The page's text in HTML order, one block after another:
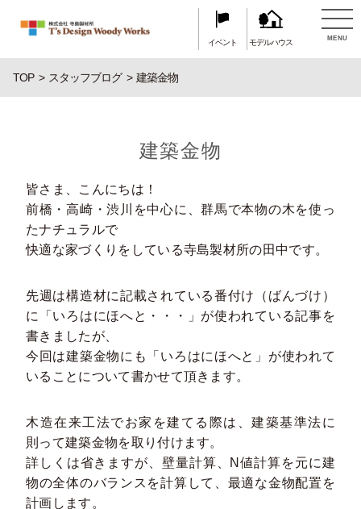
イベント モデルハウス MENU
TOP スタッフブログ 建築金物
建築金物
皆さま、こんにちは！
前橋・高崎・渋川を中心に、群馬で本物の木を使っ
たナチュラルで
快適な家づくりをしている寺島製材所の田中です。
先週は構造材に記載されている番付け（ばんづけ）
に「いろはにほへと・・・」が使われている記事を
書きましたが、
今回は建築金物にも「いろはにほへと」が使われて
いることについて書かせて頂きます。
木造在来工法でお家を建てる際は、建築基準法に
則って建築金物を取り付けます。
詳しくは省きますが、壁量計算、N値計算を元に建
物の全体のバランスを計算して、最適な金物配置を
計画します。